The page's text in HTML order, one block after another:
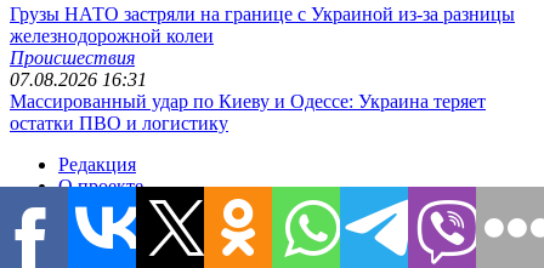
Грузы НАТО застряли на границе с Украиной из-за разницы
железнодорожной колеи
Происшествия
07.08.2026 16:31
Массированный удар по Киеву и Одессе: Украина теряет
остатки ПВО и логистику
Редакция
О проекте
Напишите нам
Контакты
Реклама